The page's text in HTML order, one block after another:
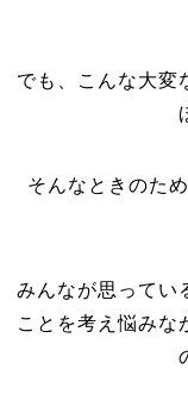
でも、こんな大変
そんなときのた
みんなが思ってい
ことを考え悩みな